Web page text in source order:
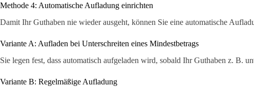
Methode 4: Automatische Aufladung einrichten
Damit Ihr Guthaben nie wieder ausgeht, können Sie eine automatische
Variante A: Aufladen bei Unterschreiten eines Mindestbetrags
Sie legen fest, dass automatisch aufgeladen wird, sobald Ihr Guthaben z. B.
Variante B: Regelmäßige Aufladung